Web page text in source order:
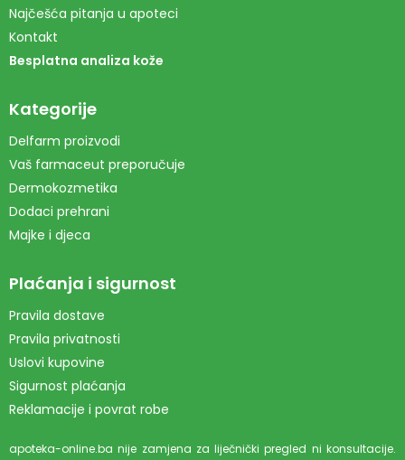
Najčešća pitanja u apoteci
Kontakt
Besplatna analiza kože
Kategorije
Delfarm proizvodi
Vaš farmaceut preporučuje
Dermokozmetika
Dodaci prehrani
Majke i djeca
Plaćanja i sigurnost
Pravila dostave
Pravila privatnosti
Uslovi kupovine
Sigurnost plaćanja
Reklamacije i povrat robe
apoteka-online.ba nije zamjena za liječnički pregled ni konsultacije.